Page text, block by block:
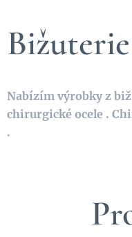
Bižuterie
Nabízím výrobky z
chirurgické ocele .
.